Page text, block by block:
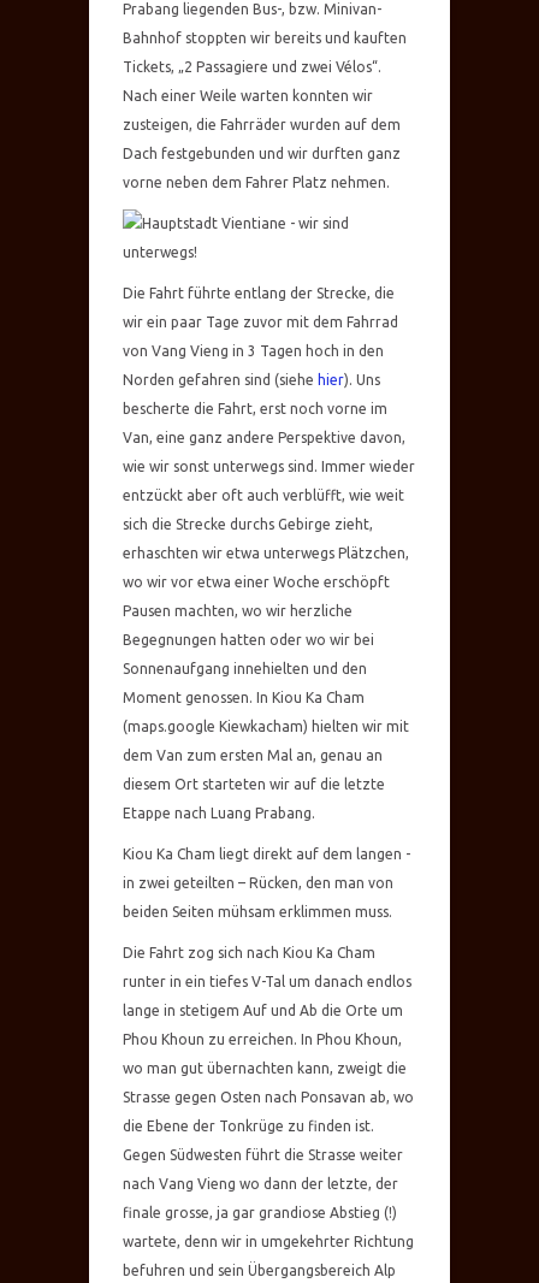
Prabang liegenden Bus-, bzw. Minivan-
Bahnhof stoppten wir bereits und kauften
Tickets, „2 Passagiere und zwei Vélos“.
Nach einer Weile warten konnten wir
zusteigen, die Fahrräder wurden auf dem
Dach festgebunden und wir durften ganz
vorne neben dem Fahrer Platz nehmen.
Die Fahrt führte entlang der Strecke, die
wir ein paar Tage zuvor mit dem Fahrrad
von Vang Vieng in 3 Tagen hoch in den
Norden gefahren sind (siehe hier). Uns
bescherte die Fahrt, erst noch vorne im
Van, eine ganz andere Perspektive davon,
wie wir sonst unterwegs sind. Immer wieder
entzückt aber oft auch verblüfft, wie weit
sich die Strecke durchs Gebirge zieht,
erhaschten wir etwa unterwegs Plätzchen,
wo wir vor etwa einer Woche erschöpft
Pausen machten, wo wir herzliche
Begegnungen hatten oder wo wir bei
Sonnenaufgang innehielten und den
Moment genossen. In Kiou Ka Cham
(maps.google Kiewkacham) hielten wir mit
dem Van zum ersten Mal an, genau an
diesem Ort starteten wir auf die letzte
Etappe nach Luang Prabang.
Kiou Ka Cham liegt direkt auf dem langen -
in zwei geteilten – Rücken, den man von
beiden Seiten mühsam erklimmen muss.
Die Fahrt zog sich nach Kiou Ka Cham
runter in ein tiefes V-Tal um danach endlos
lange in stetigem Auf und Ab die Orte um
Phou Khoun zu erreichen. In Phou Khoun,
wo man gut übernachten kann, zweigt die
Strasse gegen Osten nach Ponsavan ab, wo
die Ebene der Tonkrüge zu finden ist.
Gegen Südwesten führt die Strasse weiter
nach Vang Vieng wo dann der letzte, der
finale grosse, ja gar grandiose Abstieg (!)
wartete, denn wir in umgekehrter Richtung
befuhren und sein Übergangsbereich Alp